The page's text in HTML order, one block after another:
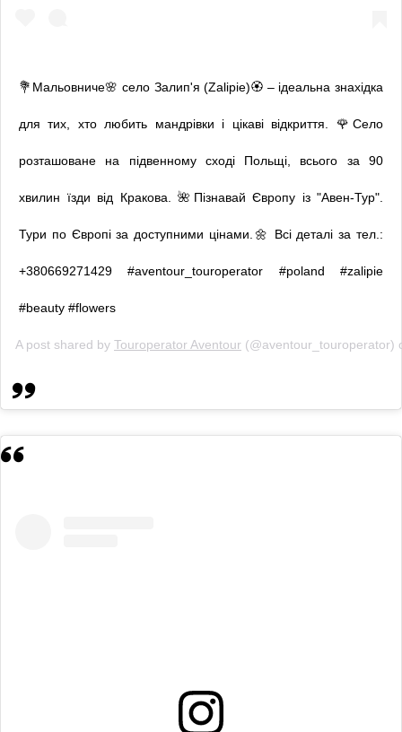
💐Мальовниче🌸 село Залип'я (Zalipie)🏵 – ідеальна знахідка
для тих, хто любить мандрівки і цікаві відкриття. 🌹Село
розташоване на підвенному сході Польщі, всього за 90
хвилин їзди від Кракова. 🌺Пізнавай Європу із "Авен-Тур".
Тури по Європі за доступними цінами.🌼 Всі деталі за тел.:
+380669271429 #aventour_touroperator #poland #zalipie
#beauty #flowers
A post shared by Touroperator Aventour (@aventour_touroperator)